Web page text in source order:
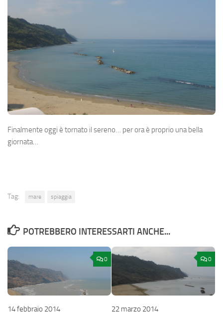
Finalmente oggi è tornato il sereno… per ora è proprio una bella
giornata…
Tag: mare spiaggia
POTREBBERO INTERESSARTI ANCHE...
0
14 febbraio 2014
0
22 marzo 2014